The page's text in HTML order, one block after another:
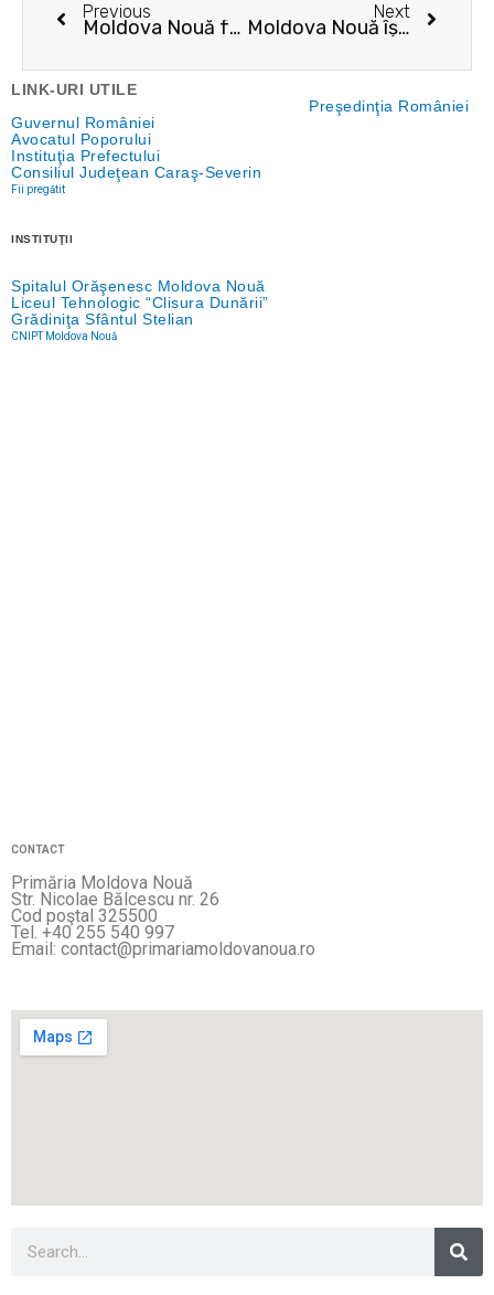
Previous
Moldova Nouă face pasul spre energia verde! Aproape 2 milioane de euro pentru un parc fotovoltaic!
Next
Moldova Nouă își cinstește înaintașii cu ocazia Zilei Eroilor
LINK-URI UTILE
Preşedinţia României
Guvernul României
Avocatul Poporului
Instituţia Prefectului
Consiliul Judeţean Caraş-Severin
Fii pregătit
INSTITUŢII
Spitalul Orăşenesc Moldova Nouă
Liceul Tehnologic “Clisura Dunării”
Grădiniţa Sfântul Stelian
CNIPT Moldova Nouă
CONTACT
Primăria Moldova Nouă
Str. Nicolae Bălcescu nr. 26
Cod poştal 325500
Tel. +40 255 540 997
Email: contact@primariamoldovanoua.ro